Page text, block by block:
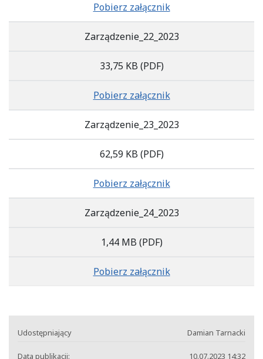
Pobierz załącznik
Zarządzenie_22_2023
33,75 KB (PDF)
Pobierz załącznik
Zarządzenie_23_2023
62,59 KB (PDF)
Pobierz załącznik
Zarządzenie_24_2023
1,44 MB (PDF)
Pobierz załącznik
Udostępniający Damian Tarnacki
Data publikacji: 10.07.2023 14:32